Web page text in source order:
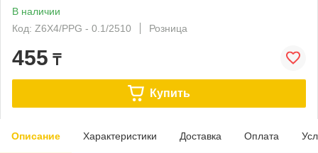
В наличии
Код: Z6X4/PPG - 0.1/2510
Розница
455 ₸
Купить
Описание Характеристики Доставка Оплата